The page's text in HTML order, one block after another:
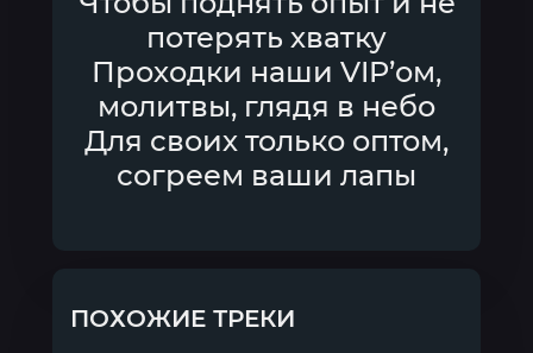
потерять хватку
Проходки наши VIP’ом,
молитвы, глядя в небо
Для своих только оптом,
согреем ваши лапы
ПОХОЖИЕ ТРЕКИ